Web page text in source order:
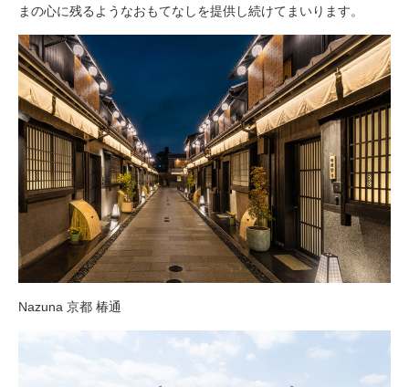
まの心に残るようなおもてなしを提供し続けてまいります。
Nazuna 京都 椿通